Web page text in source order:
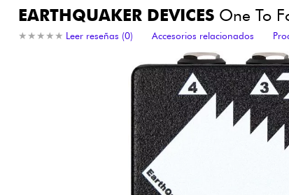
Sintetizadores & samplers
Violines y cuarteto
EARTHQUAKER DEVICESOne To
★ ★ ★ ★ ★
★ ★ ★ ★ ★ Leer reseñas (0) Accesorios relacionados